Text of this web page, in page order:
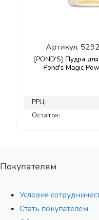
Артикул.
[POND'S] Пудра
Pond's Magic
РРЦ:
Остаток:
Покупателям
Условия
Стать покупателем